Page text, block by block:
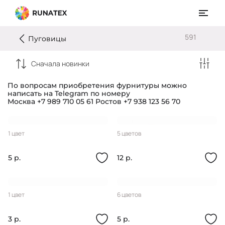
Пуговицы 591
Сначала новинки
По вопросам приобретения фурнитуры можно
написать на Telegram по номеру
Москва +7 989 710 05 61 Ростов +7 938 123 56 70
Пуговица 24L
1 цвет
5 р.
Пуговица 24L
5 цветов
12 р.
Пуговица 20L
1 цвет
3 р.
Пуговица 28L
6 цветов
5 р.